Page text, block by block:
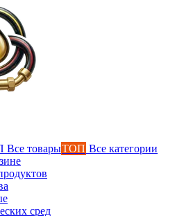
Все товарыТОП Все категории
сред
рукава